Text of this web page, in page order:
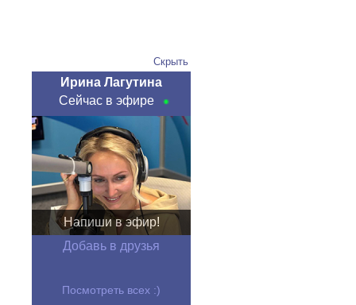
Скрыть
Ирина Лагутина
Сейчас в эфире
Напиши в эфир!
Добавь в друзья
Посмотреть всех :)